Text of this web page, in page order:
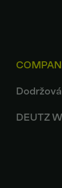
DEUTZ